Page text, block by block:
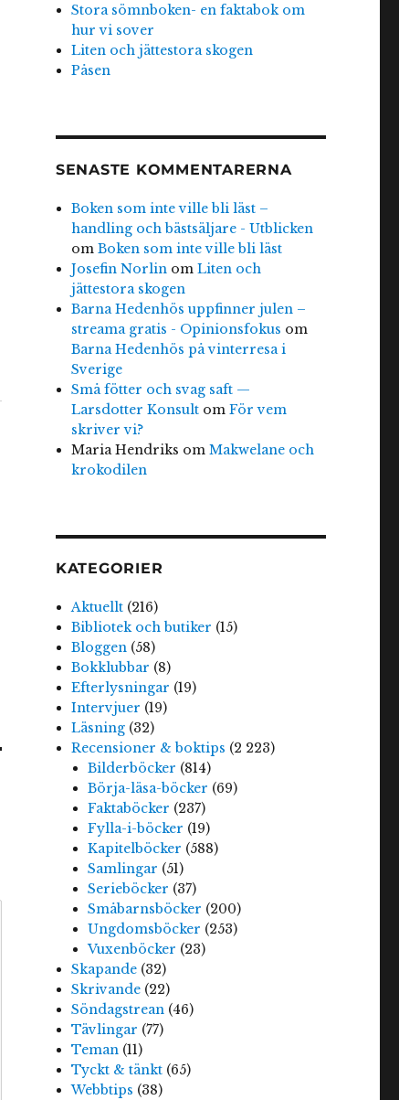
Stora sömnboken- en faktabok om
hur vi sover
Liten och jättestora skogen
Påsen
SENASTE KOMMENTARERNA
Boken som inte ville bli läst –
handling och bästsäljare - Utblicken
omBoken som inte ville bli läst
Josefin Norlin omLiten och
jättestora skogen
Barna Hedenhös uppfinner julen –
streama gratis - Opinionsfokus om
Barna Hedenhös på vinterresa i
Sverige
Små fötter och svag saft —
Larsdotter Konsult omFör vem
skriver vi?
Maria Hendriks omMakwelane och
krokodilen
KATEGORIER
Aktuellt (216)
Bibliotek och butiker (15)
Bloggen (58)
Bokklubbar (8)
Efterlysningar (19)
Intervjuer (19)
Läsning (32)
Recensioner & boktips (2 223)
Bilderböcker (814)
Börja-läsa-böcker (69)
Faktaböcker (237)
Fylla-i-böcker (19)
Kapitelböcker (588)
Samlingar (51)
Serieböcker (37)
Småbarnsböcker (200)
Ungdomsböcker (253)
Vuxenböcker (23)
Skapande (32)
Skrivande (22)
Söndagstrean (46)
Tävlingar (77)
Teman (11)
Tyckt & tänkt (65)
Webbtips (38)